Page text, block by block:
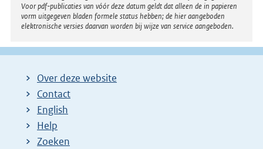
Voor pdf-publicaties van vóór deze datum geldt dat alleen de in papieren
vorm uitgegeven bladen formele status hebben; de hier aangeboden
elektronische versies daarvan worden bij wijze van service aangeboden.
Over deze website
Contact
English
Help
Zoeken